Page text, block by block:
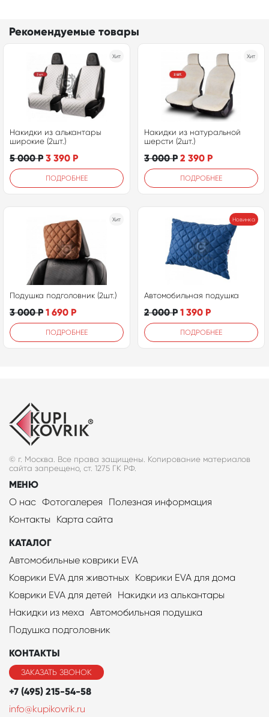
Рекомендуемые товары
Хит
Накидки из алькантары
широкие (2шт.)
5 000Р 3 390 Р
ПОДРОБНЕЕ
Хит
Накидки из натуральной
шерсти (2шт.)
3 000Р 2 390 Р
ПОДРОБНЕЕ
Хит
Подушка подголовник (2шт.)
3 000Р 1 690 Р
ПОДРОБНЕЕ
Новинка
Автомобильная подушка
2 000Р 1 390 Р
ПОДРОБНЕЕ
© г. Москва. Все права защищены. Копирование материалов
сайта запрещено, ст. 1275 ГК РФ.
МЕНЮ
О нас Фотогалерея
Полезная информация
Контакты
Карта сайта
КАТАЛОГ
Автомобильные коврики EVA
Коврики EVA для животных Коврики EVA для дома
Коврики EVA для детей
Накидки из алькантары
Накидки из меха Автомобильная подушка
Подушка подголовник
КОНТАКТЫ
ЗАКАЗАТЬ ЗВОНОК
+7 (495) 215-54-58
info@kupikovrik.ru